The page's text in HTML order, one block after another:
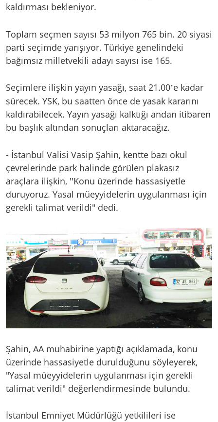
kaldırması bekleniyor.
Toplam seçmen sayısı 53 milyon 765 bin. 20 siyasi
parti seçimde yarışıyor. Türkiye genelindeki
bağımsız milletvekili adayı sayısı ise 165.
Seçimlere ilişkin yayın yasağı, saat 21.00’e kadar
sürecek. YSK, bu saatten önce de yasak kararını
kaldırabilecek. Yayın yasağı kalktığı andan itibaren
bu başlık altından sonuçları aktaracağız.
- İstanbul Valisi Vasip Şahin, kentte bazı okul
çevrelerinde park halinde görülen plakasız
araçlara ilişkin, ''Konu üzerinde hassasiyetle
duruyoruz. Yasal müeyyidelerin uygulanması için
gerekli talimat verildi" dedi.
Şahin, AA muhabirine yaptığı açıklamada, konu
üzerinde hassasiyetle durulduğunu söyleyerek,
"Yasal müeyyidelerin uygulanması için gerekli
talimat verildi" değerlendirmesinde bulundu.
İstanbul Emniyet Müdürlüğü yetkilileri ise